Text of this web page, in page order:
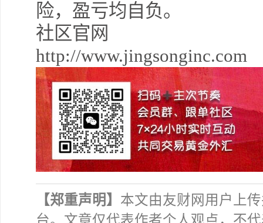
险，盈亏均自负。
社区官网
http://www.jingsonginc.com
【郑重声明】 本文由友财网用户上